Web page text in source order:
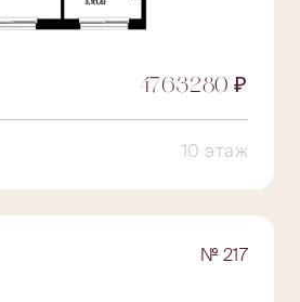
4763280 ₽
10 этаж
№ 217